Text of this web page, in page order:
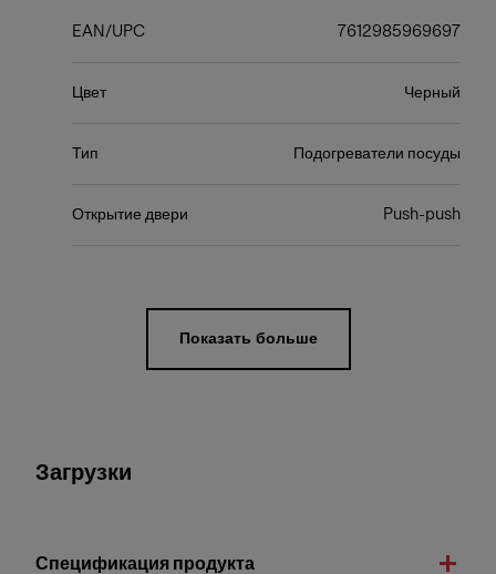
EAN/UPC 7612985969697
Цвет Черный
Тип Подогреватели посуды
Открытие двери Push-push
Показать больше
Загрузки
Спецификация продукта